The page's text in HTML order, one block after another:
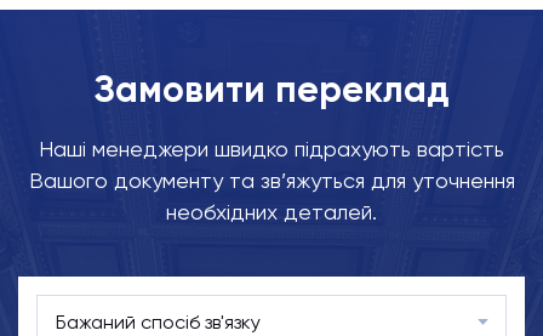
Замовити переклад
Наші менеджери швидко підрахують вартість
Вашого документу та зв’яжуться для уточнення
необхідних деталей.